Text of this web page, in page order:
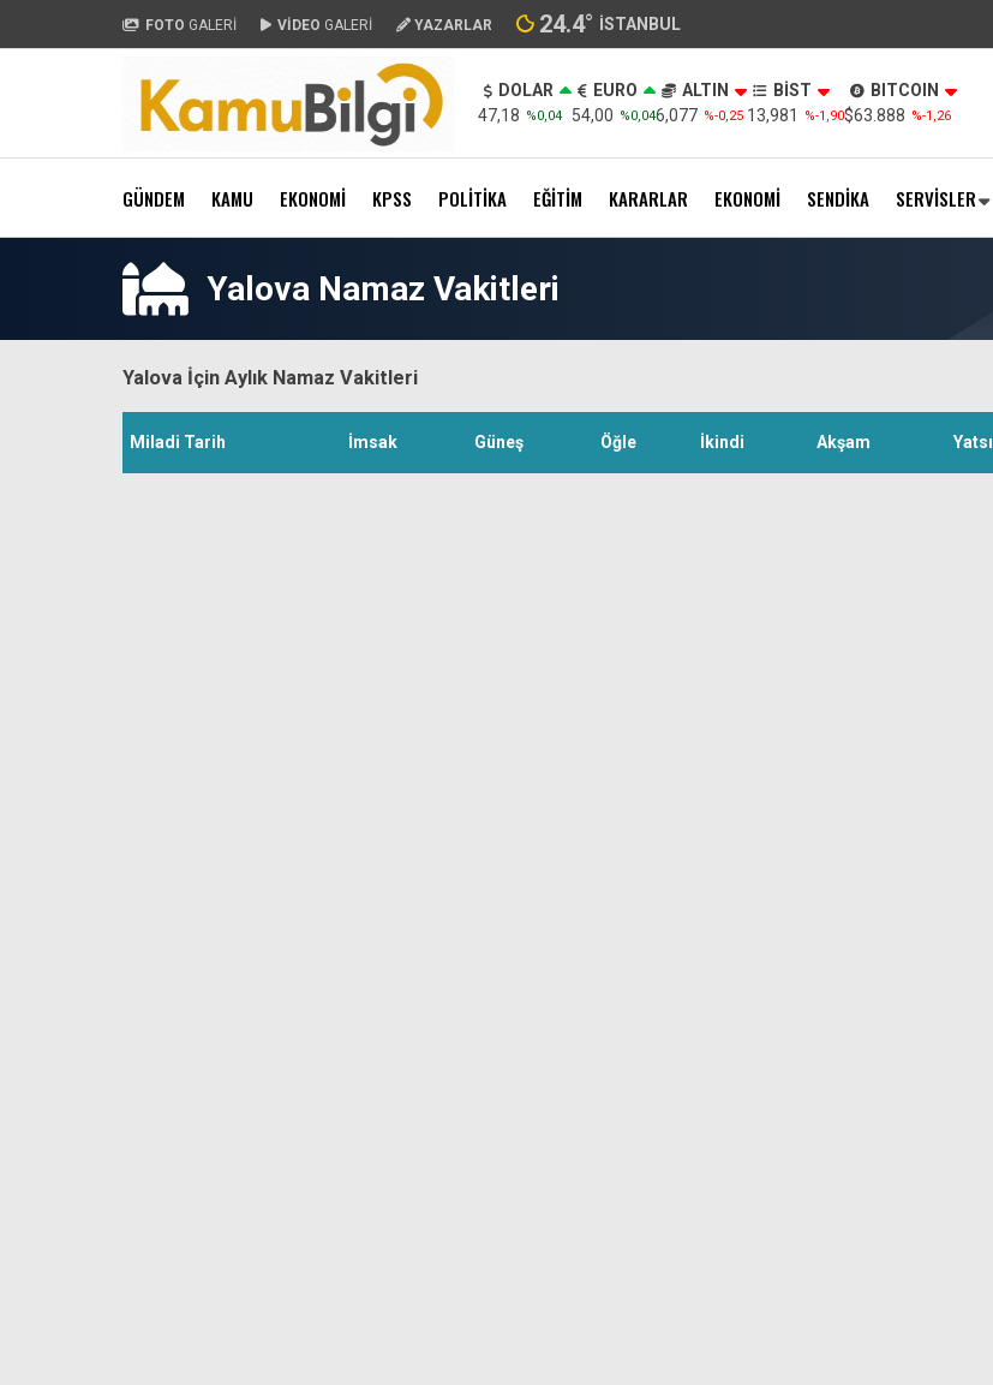
FOTO GALERİ VİDEO GALERİ YAZARLAR 24.4° İSTANBUL
DOLAR
47,18 %0,04
EURO
54,00 %0,04
ALTIN
6,077 %-0,25
BİST
13,981
%-1,90
BITCOIN
$63.888 %-1,26
GÜNDEM KAMU EKONOMİ KPSS POLİTİKA EĞİTİM KARARLAR EKONOMİ SENDİKA SERVİSLER
Yalova Namaz Vakitleri
Yalova İçin Aylık Namaz Vakitleri
Miladi Tarih İmsak Güneş Öğle İkindi Akşam Yatsı